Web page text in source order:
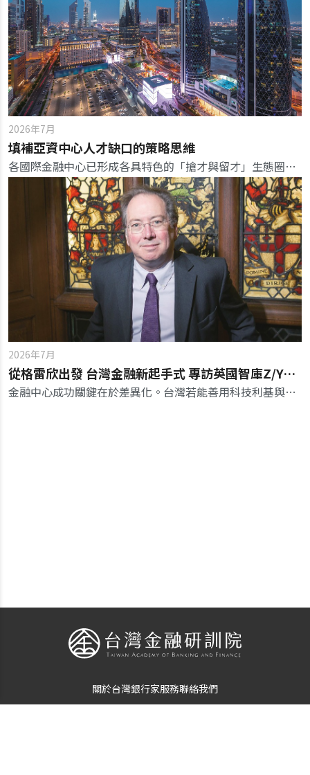
2026年7月
填補亞資中心人才缺口的策略思維
各國際金融中心已形成各具特色的「搶才與留才」生態圈，其核心共通點是將職能標準、實際職務、專業訓練與金融機構需求深度綁定。
2026年7月
從格雷欣出發 台灣金融新起手式 專訪英國智庫Z/Yen集團主席麥可‧麥內利
金融中心成功關鍵在於差異化。台灣若能善用科技利基與彈性環境，以吸引頂尖人才，累積知識基礎，金融發展將有更多可能。
關於台灣銀行家服務聯絡我們